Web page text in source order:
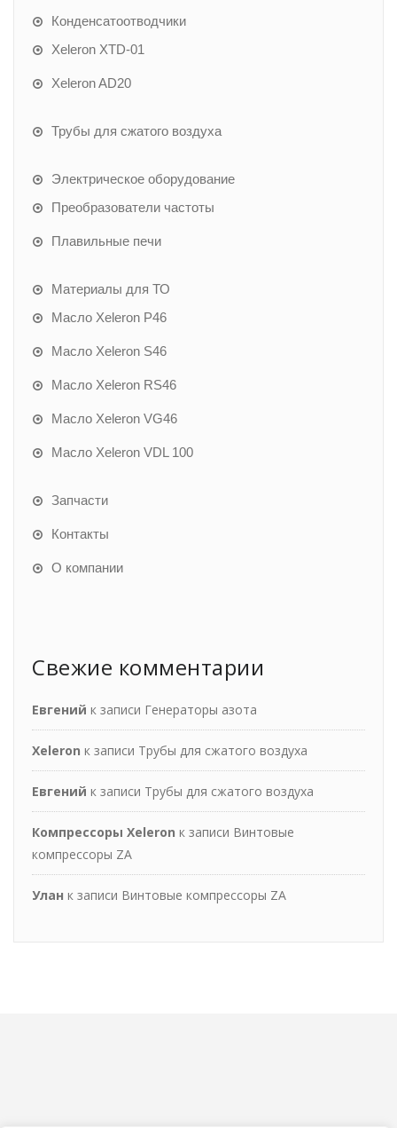
Конденсатоотводчики
Xeleron XTD-01
Xeleron AD20
Трубы для сжатого воздуха
Электрическое оборудование
Преобразователи частоты
Плавильные печи
Материалы для ТО
Масло Xeleron P46
Масло Xeleron S46
Масло Xeleron RS46
Масло Xeleron VG46
Масло Xeleron VDL 100
Запчасти
Контакты
О компании
Свежие комментарии
Евгений к записи Генераторы азота
Xeleron к записи Трубы для сжатого воздуха
Евгений к записи Трубы для сжатого воздуха
Компрессоры Xeleron к записи Винтовые
компрессоры ZA
Улан к записи Винтовые компрессоры ZA